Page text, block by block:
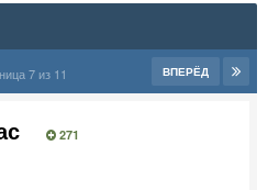
ВПЕРЁД
7 из 11
271